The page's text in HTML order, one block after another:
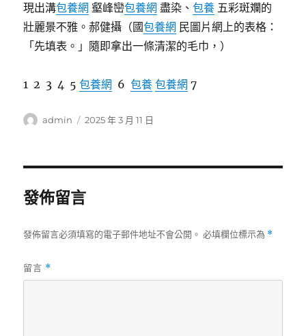
現出溝包養網 壑峰巒包養網 盡染、包養 五彩斑斕的
壯麗景不雅。郝健攝（國包養網 民圖片網上的表格：
「先填表。」隨即拿出一條清潔的毛巾，）
1 2 3 4 5包養網 6包養 包養網 7
作
admin
發
2025 年 3 月 11 日
發佈留言
發佈留言必須填寫的電子郵件地址不會公開。 必填欄位標示為 *
留言 *